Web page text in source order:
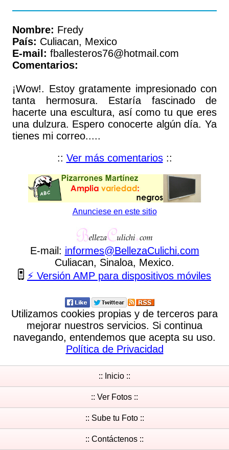
Nombre: Fredy
País: Culiacan, Mexico
E-mail: fballesteros76@hotmail.com
Comentarios:
¡Wow!. Estoy gratamente impresionado con
tanta hermosura. Estaría fascinado de
hacerte una escultura, así como tu que eres
una dulzura. Espero conocerte algún día. Ya
tienes mi correo.....
:: Ver más comentarios::
Anunciese en este sitio
E-mail: informes@BellezaCulichi.com
Culiacan, Sinaloa, Mexico.
⚡ Versión AMP para dispositivos móviles
Utilizamos cookies propias y de terceros para
mejorar nuestros servicios. Si continua
navegando, entendemos que acepta su uso.
Política de Privacidad
:: Inicio ::
:: Ver Fotos ::
:: Sube tu Foto ::
:: Contáctenos ::